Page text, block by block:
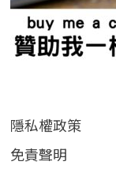
隱私權政策
免責聲明